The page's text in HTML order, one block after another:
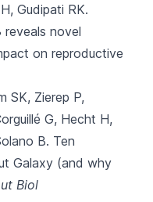
Gudipati RK.
novel
on reproductive
SK, Zierep P,
G, Hecht H,
B. Ten
Galaxy (and why
Biol